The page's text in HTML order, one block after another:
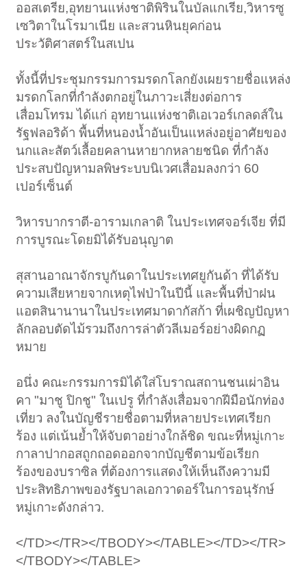
ออสเตรีย,อุทยานแห่งชาติพิรินในบัลแกเรีย,วิหารซู
เซวิตาในโรมาเนีย และสวนหินยุคก่อน
ประวัติศาสตร์ในสเปน
ทั้งนี้ที่ประชุมกรรมการมรดกโลกยังเผยรายชื่อแหล่ง
มรดกโลกที่กำลังตกอยู่ในภาวะเสี่ยงต่อการ
เสื่อมโทรม ได้แก่ อุทยานแห่งชาติเอเวอร์เกลดส์ใน
รัฐฟลอริด้า พื้นที่หนองน้ำอันเป็นแหล่งอยู่อาศัยของ
นกและสัตว์เลื้อยคลานหายากหลายชนิด ที่กำลัง
ประสบปัญหามลพิษระบบนิเวศเสื่อมลงกว่า 60
เปอร์เซ็นต์
วิหารบากราตี-อารามเกลาติ ในประเทศจอร์เจีย ที่มี
การบูรณะโดยมิได้รับอนุญาต
สุสานอาณาจักรบูกันดาในประเทศยูกันด้า ที่ได้รับ
ความเสียหายจากเหตุไฟป่าในปีนี้ และพื้นที่ป่าฝน
แอตสินานานาในประเทศมาดากัสก้า ที่เผชิญปัญหา
ลักลอบตัดไม้รวมถึงการล่าตัวลีเมอร์อย่างผิดกฏ
หมาย
อนึ่ง คณะกรรมการมิได้ใส่โบราณสถานชนเผ่าอิน
คา "มาชู ปิกชู" ในเปรู ที่กำลังเสื่อมจากฝีมือนักท่อง
เที่ยว ลงในบัญชีรายชื่อตามที่หลายประเทศเรียก
ร้อง แต่เน้นย้ำให้จับตาอย่างใกล้ชิด ขณะที่หมู่เกาะ
กาลาปากอสถูกถอดออกจากบัญชีตามข้อเรียก
ร้องของบราซิล ที่ต้องการแสดงให้เห็นถึงความมี
ประสิทธิภาพของรัฐบาลเอกวาดอร์ในการอนุรักษ์
หมู่เกาะดังกล่าว.
</TD></TR></TBODY></TABLE></TD></TR>
</TBODY></TABLE>